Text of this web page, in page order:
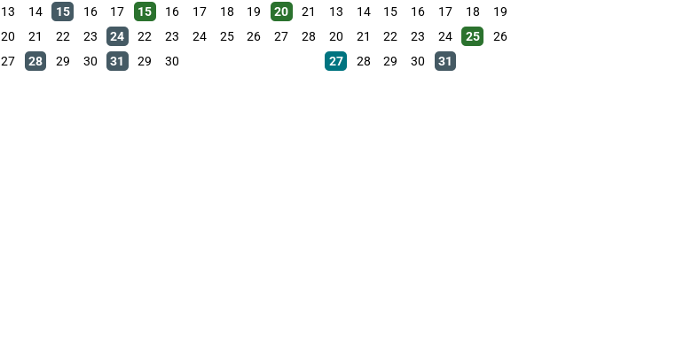
13 14 15 16
17
20 21 22 23
24
27 28 29 30 31
15
16 17 18 19 20
21
22
23 24 25 26 27
28
29
30
13
14 15 16 17 18
19
20
21 22 23 24 25
26
27
28 29 30 31